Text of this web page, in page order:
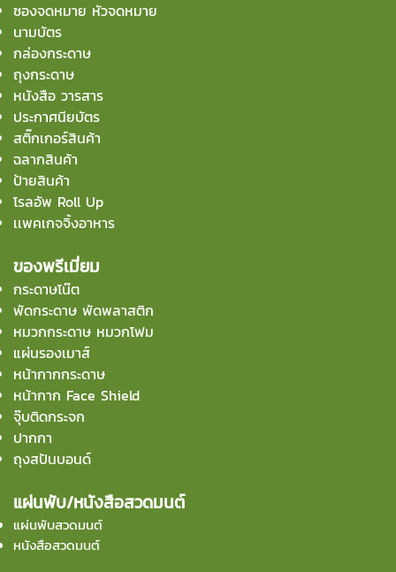
ซองจดหมาย หัวจดหมาย
นามบัตร
กล่องกระดาษ
ถุงกระดาษ
หนังสือ วารสาร
ประกาศนียบัตร
สติ๊กเกอร์สินค้า
ฉลากสินค้า
ป้ายสินค้า
โรลอัพ Roll Up
เเพคเกจจิ้งอาหาร
ของพรีเมี่ยม
กระดาษโน๊ต
พัดกระดาษ พัดพลาสติก
หมวกกระดาษ หมวกโฟม
แผ่นรองเมาส์
หน้ากากกระดาษ
หน้ากาก Face Shield
จุ๊บติดกระจก
ปากกา
ถุงสปันบอนด์
แผ่นพับ/หนังสือสวดมนต์
แผ่นพับสวดมนต์
หนังสือสวดมนต์